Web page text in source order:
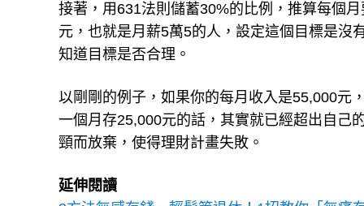
接著，用631法則儲蓄30%的比例，推算每個
元，也就是月薪5萬5的人，設定這個目標是沒
知道目標是否合理。
以剛剛的例子，如果你的每月收入是55,000元
一個月存25,000元的話，其實就已經超出自己
頸而放棄，使得理財計畫失敗。
延伸閱讀